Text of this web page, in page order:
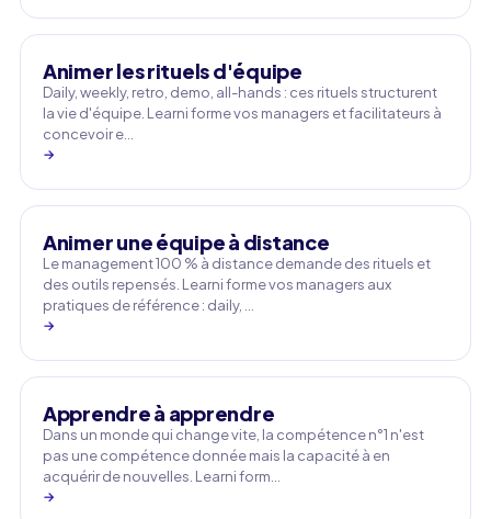
Animer les rituels d'équipe
Daily, weekly, retro, demo, all-hands : ces rituels structurent
la vie d'équipe. Learni forme vos managers et facilitateurs à
concevoir e…
→
Animer une équipe à distance
Le management 100 % à distance demande des rituels et
des outils repensés. Learni forme vos managers aux
pratiques de référence : daily, …
→
Apprendre à apprendre
Dans un monde qui change vite, la compétence n°1 n'est
pas une compétence donnée mais la capacité à en
acquérir de nouvelles. Learni form…
→